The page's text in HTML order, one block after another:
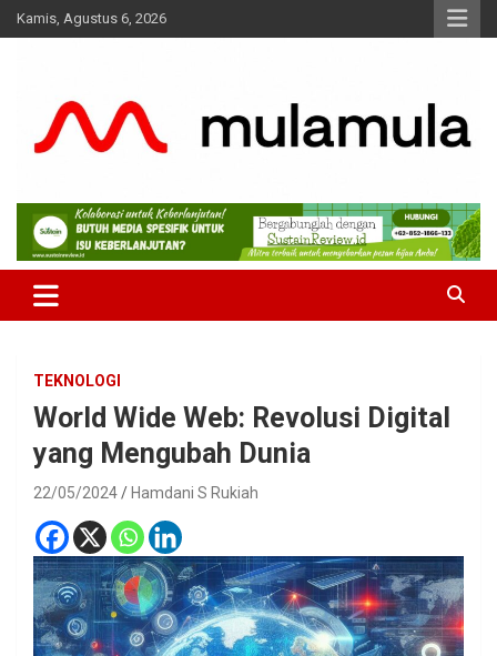
Skip
to
Kamis, Agustus 6, 2026
MulaMula
Medianya para Gen Z
TEKNOLOGI
World Wide Web: Revolusi Digital
yang Mengubah Dunia
22/05/2024 Hamdani S Rukiah